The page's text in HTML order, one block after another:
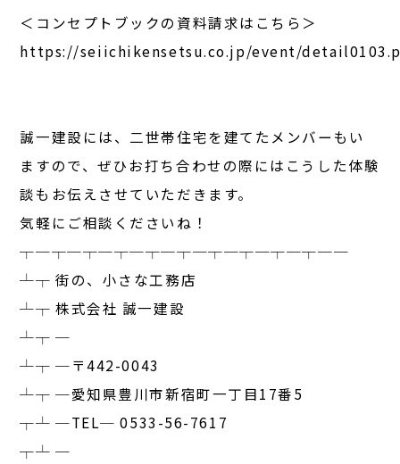
＜コンセプトブックの資料請求はこちら＞
https://seiichikensetsu.co.jp/event/
誠一建設には、二世帯住宅を建てたメンバーもい
ますので、ぜひお打ち合わせの際にはこうした体験
談もお伝えさせていただきます。
気軽にご相談くださいね！
┬─┬─┬─┬─┬─┬─┬─┬─┬─┬──
┴┬ 街の、小さな工務店
┴┬ 株式会社 誠一建設
┴┬ ─
┴┬ ─〒442-0043
┴┬ ─愛知県豊川市新宿町一丁目17番5
┬┴ ─TEL─ 0533-56-7617
┬┴ ─